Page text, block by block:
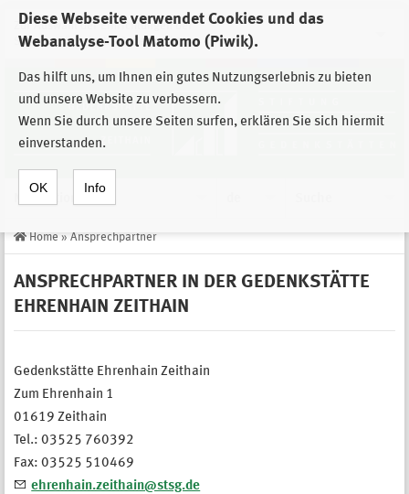
Diese Webseite verwendet Cookies und das
Webanalyse-Tool Matomo (Piwik).
Das hilft uns, um Ihnen ein gutes Nutzungserlebnis zu bieten
und unsere Website zu verbessern.
Wenn Sie durch unsere Seiten surfen, erklären Sie sich hiermit
einverstanden.
OK Info
Zur Auswahl der Einrichtungen der
Stiftung Sächsische Gedenkstätten
Home » Ansprechpartner
ANSPRECHPARTNER IN DER GEDENKSTÄTTE
EHRENHAIN ZEITHAIN
Gedenkstätte Ehrenhain Zeithain
Zum Ehrenhain 1
01619 Zeithain
Tel.: 03525 760392
Fax: 03525 510469
ehrenhain.zeithain@stsg.de